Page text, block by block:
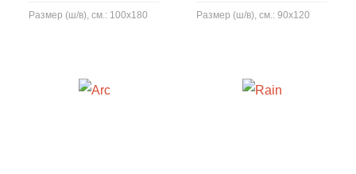
Размер (ш/в), см.: 100х180 Размер (ш/в), см.: 90х120